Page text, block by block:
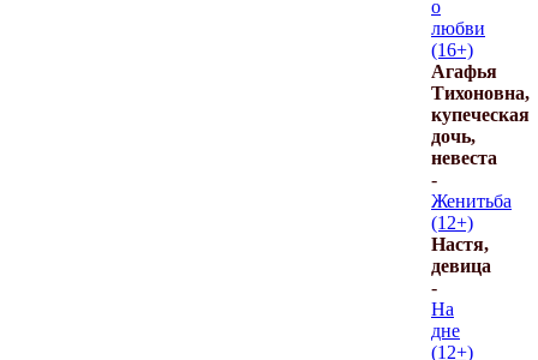
о
любви
(16+)
Агафья
Тихоновна,
купеческая
дочь,
невеста
-
Женитьба
(12+)
Настя,
девица
-
На
дне
(12+)